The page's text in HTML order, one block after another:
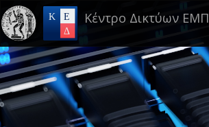
Skip
to
main
content
Κέντρο Δικτύων ΕΜΠ